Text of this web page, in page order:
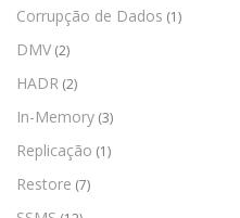
Corrupção de Dados (1)
DMV (2)
HADR (2)
In-Memory (3)
Replicação (1)
Restore (7)